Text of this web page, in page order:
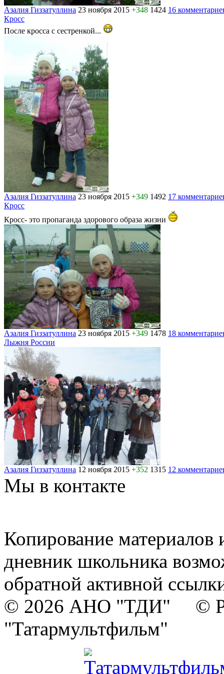
Азалия Гиззатуллина 23 ноября 2015 +348 1424 16
Кросс
После кросса с сестренкой...
Азалия Гиззатуллина 23 ноября 2015 +349 1492 17
Кросс
Кросс- это пропаганда здорового образа жизни
Азалия Гиззатуллина 23 ноября 2015 +349 1478 18
Лыжня России
Азалия Гиззатуллина 12 ноября 2015 +352 1315 12
Мы в контакте
Копирование материалов
дневник школьника
обратной активной
© 2026 АНО "ТДИ" ©
"Татармультфильм"